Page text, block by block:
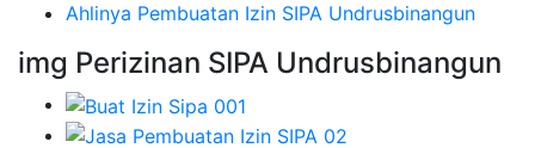
Ahlinya Pembuatan Izin SIPA Undrusbinangun
img Perizinan SIPA Undrusbinangun